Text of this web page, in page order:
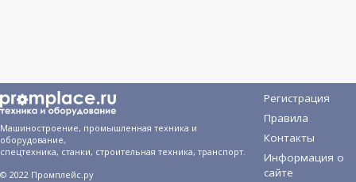
Машиностроение, промышленная техника и
оборудование,
спецтехника, станки, строительная техника, транспорт.
© 2022 Промплейс.ру
Регистрация
Правила
Контакты
Информация о
сайте